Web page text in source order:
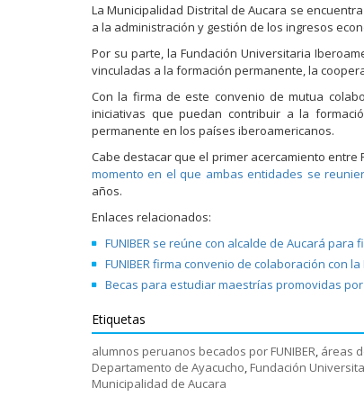
La Municipalidad Distrital de Aucara se
a la administración y gestión de los ingresos
Por su parte, la Fundación Universitaria
vinculadas a la formación permanente, la
Con la firma de este convenio de mutua
iniciativas que puedan contribuir a la
permanente en los países iberoamericanos.
Cabe destacar que el primer acercamiento entre
momento en el que ambas entidades se
años.
Enlaces relacionados:
FUNIBER se reúne con alcalde de Aucará para
FUNIBER firma convenio de colaboración con
Becas para estudiar maestrías promovidas por
Etiquetas
alumnos peruanos becados por FUNIBER, áreas
Departamento de Ayacucho, Fundación
Municipalidad de Aucara